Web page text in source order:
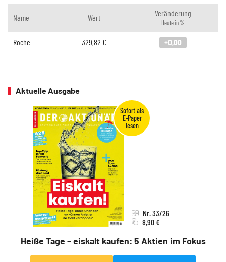
Name Wert Veränderung
Heute in %
Roche 329,82 € +0,00
Aktuelle Ausgabe
Heiße Tage – eiskalt kaufen: 5 Aktien im Fokus
Nr. 33/26
8,90 €